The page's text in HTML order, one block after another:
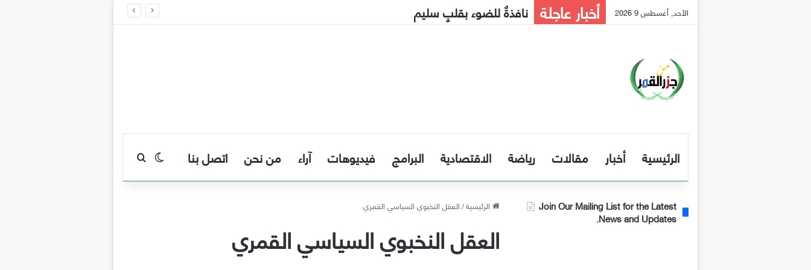
الأحد, أغسطس 9 2026 أخبار عاجلة نافذةٌ للضوء بقلبٍ سليم
الرئيسية أخبار مقالات رياضة الاقتصادية البرامج فيديوهات آراء من نحن اتصل بنا الوضع المظلم
الرئيسية/العقل النخبوي السياسي القمري
العقل النخبوي السياسي القمري
Join Our Mailing List for the Latest
News and Updates.